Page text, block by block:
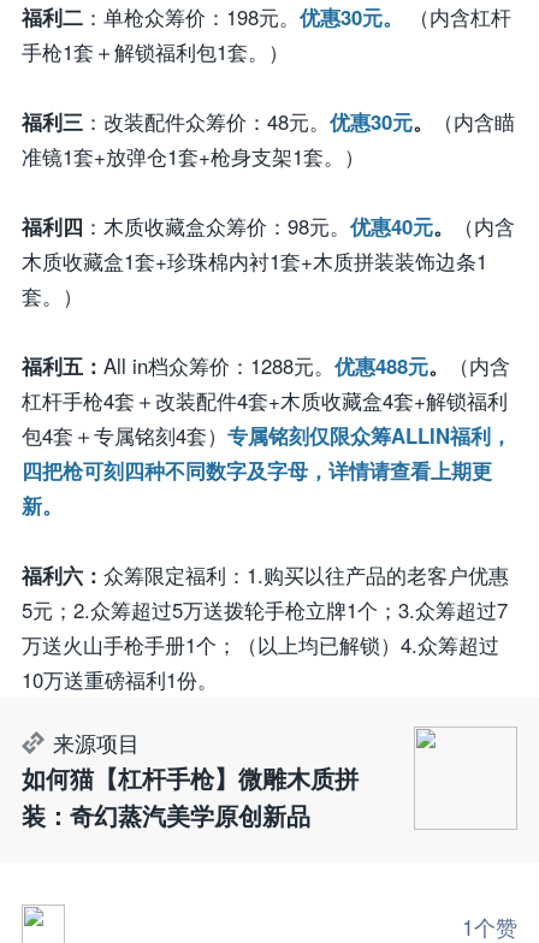
福利二：单枪众筹价：198元。 优惠30元。
（内含杠杆
手枪1套＋解锁福利包1套。）
福利三：改装配件众筹价：48元。 优惠30元。
（内含瞄
准镜1套+放弹仓1套+枪身支架1套。）
福利四 ：木质收藏盒众筹价：98元。 优惠40元。
（内含
木质收藏盒1套+珍珠棉内衬1套+木质拼装装饰边条1
套。）
福利五： All in档众筹价：1288元。 优惠488元。
（内含
杠杆手枪4套＋改装配件4套+木质收藏盒4套+解锁福利
包4套＋专属铭刻4套） 专属铭刻仅限众筹ALLIN福利，
四把枪可刻四种不同数字及字母，详情请查看上期更
新。
福利六： 众筹限定福利：1.购买以往产品的老客户优惠
5元；2.众筹超过5万送拨轮手枪立牌1个；3.众筹超过7
万送火山手枪手册1个；（以上均已解锁）4.众筹超过
10万送重磅福利1份。
来源项目
如何猫【杠杆手枪】微雕木质拼
装：奇幻蒸汽美学原创新品
1个赞